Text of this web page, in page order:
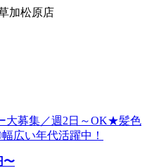
加松原店
大募集／週2日～OK★髪色
広い年代活躍中！
〜